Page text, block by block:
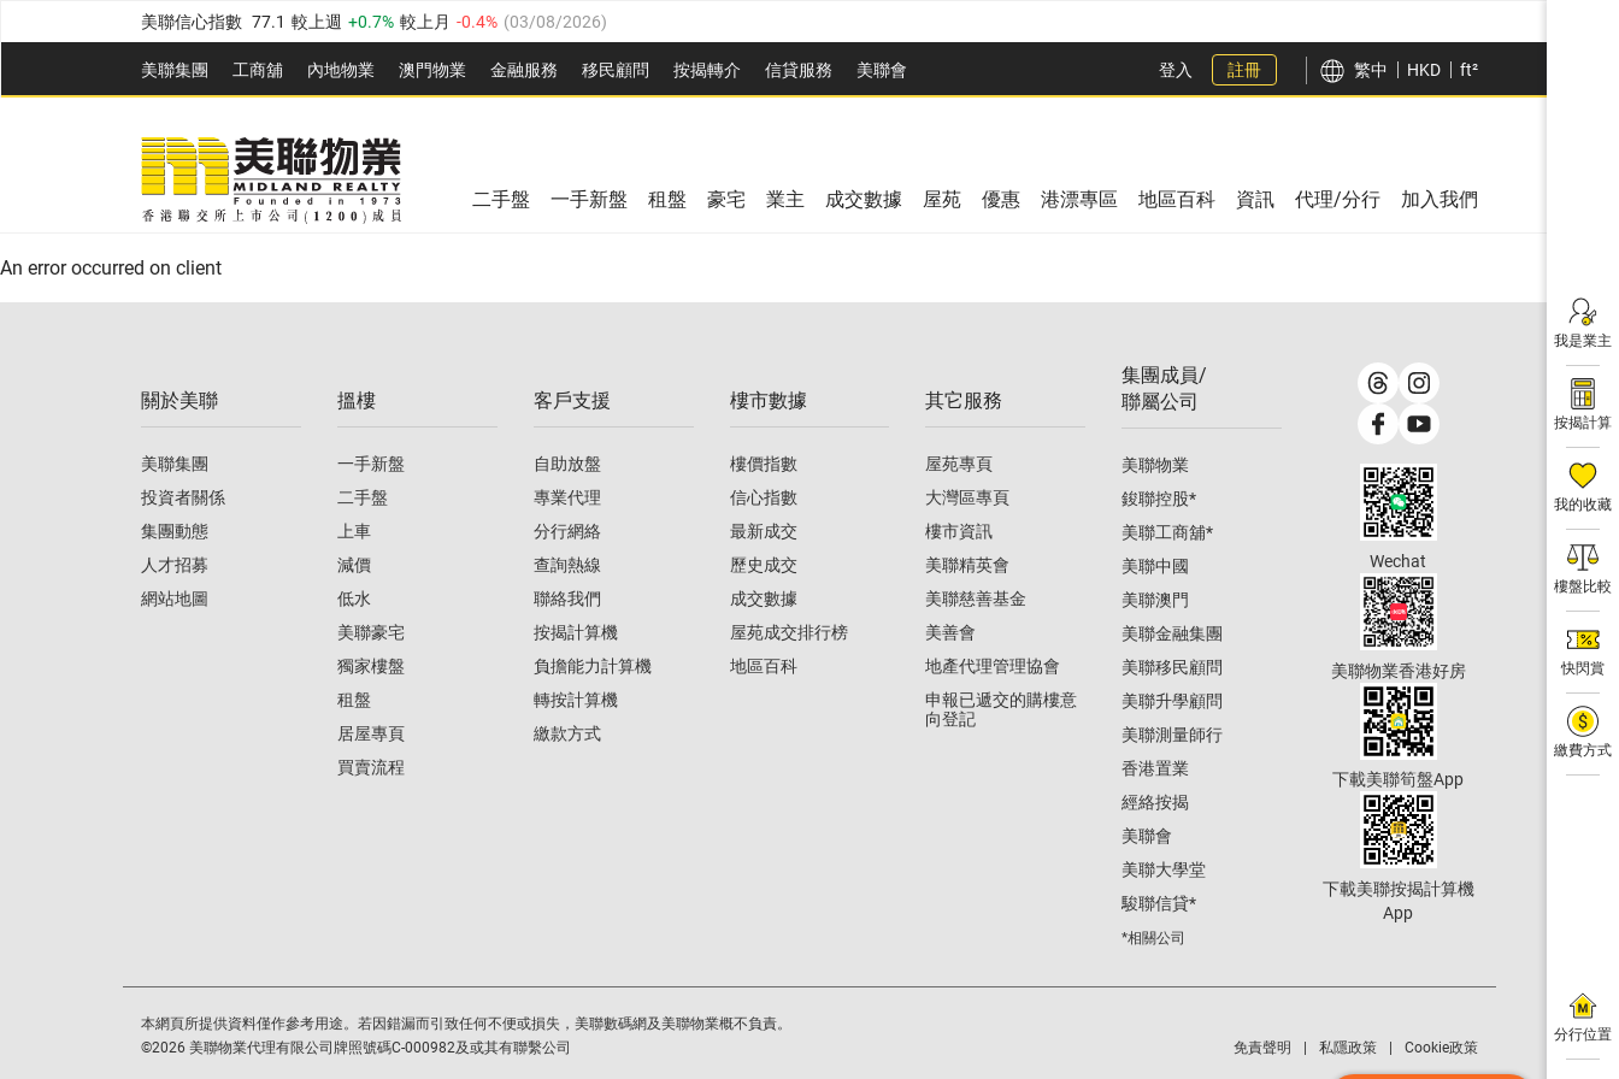
美聯信心指數 77.1 較上週 0.7% 較上月 -0.4% (03/08/2026)
全港樓價指數 149.1 較上週 0% 較上月 0.4% (03/08/2026)
港島樓價指數 157.4 較上週 -0.3% 較上月 -0.8% (03/08/2026)
九龍樓價指數 156.4 較上週 -0.1%
新界樓價指數 134.8 較上週 0.1%
美聯信心指數 77.1 較上週 0.7% 較上月
美聯集團 工商舖 內地物業 澳門物業 金融服務 移民顧問 按揭轉介 信貸服務 美聯會
全港樓價指數 149.1 較上週 0% 較上月
美聯信心指數 較上週 0.7% 03/08/2026)
登入 註冊 繁中 HKD ft²
我是業主
按揭計算
我的收藏
樓盤比較
快閃賞
繳費方式
分行位置
二手盤 一手新盤 租盤 豪宅 業主 成交數據 屋苑 優惠 港漂專區 地區百科 資訊 代理/分行 加入我們
An error occurred on client
關於美聯
美聯集團
投資者關係
集團動態
人才招募
網站地圖
搵樓
一手新盤
二手盤
上車
減價
低水
美聯豪宅
獨家樓盤
租盤
居屋專頁
買賣流程
客戶支援
自助放盤
專業代理
分行網絡
查詢熱線
聯絡我們
按揭計算機
負擔能力計算機
轉按計算機
繳款方式
樓市數據
樓價指數
信心指數
最新成交
歷史成交
成交數據
屋苑成交排行榜
地區百科
其它服務
屋苑專頁
大灣區專頁
樓市資訊
美聯精英會
美聯慈善基金
美善會
地產代理管理協會
申報已遞交的購樓意
向登記
集團成員/
聯屬公司
美聯物業
鋑聯控股*
美聯工商舖*
美聯中國
美聯澳門
美聯金融集團
美聯移民顧問
美聯升學顧問
美聯測量師行
香港置業
經絡按揭
美聯會
美聯大學堂
駿聯信貸*
*相關公司
Wechat
美聯物業香港好房
下載美聯筍盤App
下載美聯按揭計算機
App
本網頁所提供資料僅作參考用途。若因錯漏而引致任何不便或損失，美聯數碼網及美聯物業概不負責。
©2026 美聯物業代理有限公司牌照號碼C-000982及或其有聯繫公司 免責聲明 私隱政策 Cookie政策